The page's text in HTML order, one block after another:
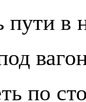
пути в
по